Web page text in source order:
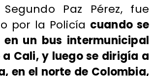
Paz Pérez, fue
por la Policía cuando se
en un bus intermunicipal
Cali, y luego se dirigía a
en el norte de Colombia,